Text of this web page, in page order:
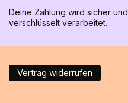
Deine Zahlung wird sicher und
verschlüsselt verarbeitet.
Vertrag widerrufen